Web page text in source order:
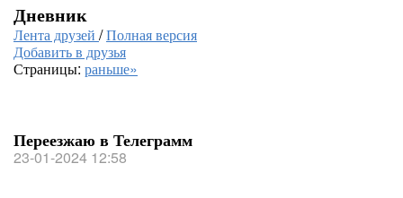
Дневник
Лента друзей /Полная версия
Добавить в друзья
Страницы: раньше»
Переезжаю в Телеграмм
23-01-2024 12:58